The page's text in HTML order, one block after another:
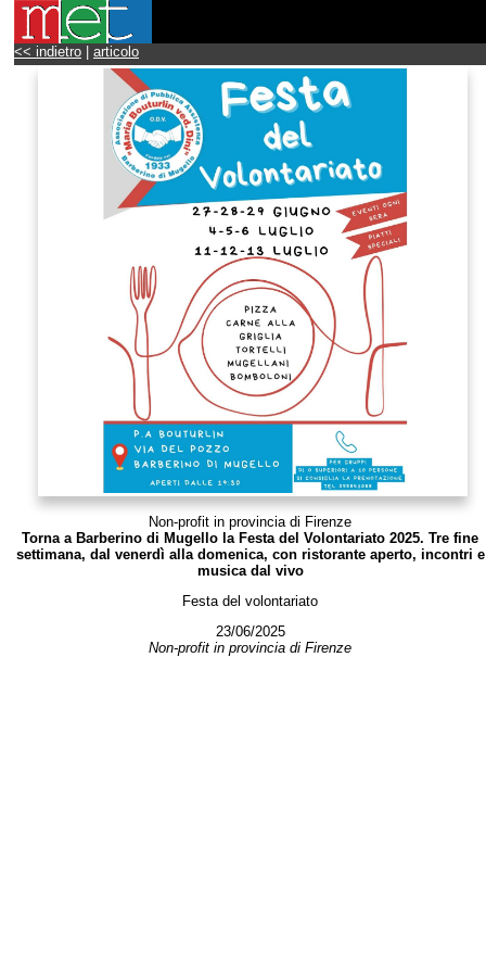
<< indietro articolo
Non-profit in provincia di Firenze
Torna a Barberino di Mugello la Festa del Volontariato 2025. Tre fine
settimana, dal venerdì alla domenica, con ristorante aperto, incontri e
musica dal vivo
Festa del volontariato
23/06/2025
Non-profit in provincia di Firenze